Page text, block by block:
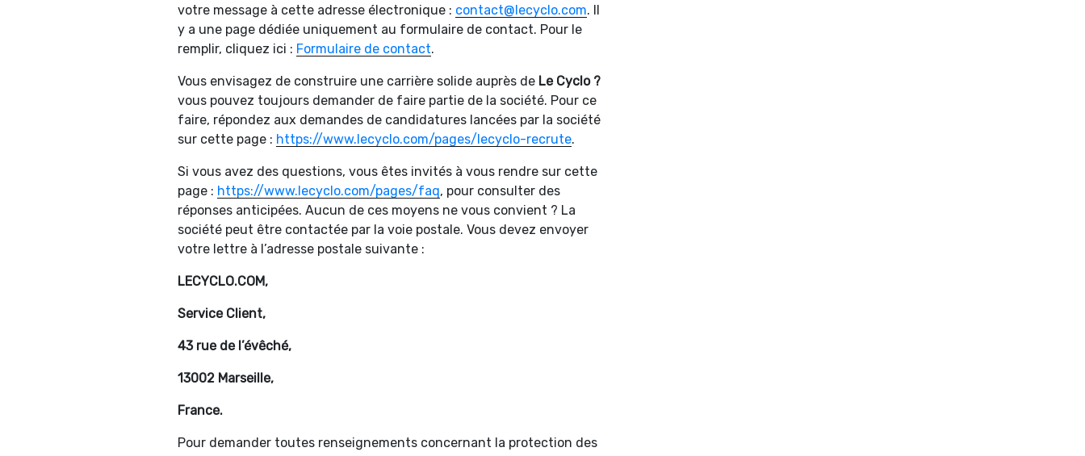
votre message à cette adresse électronique : contact@lecyclo.com. Il
y a une page dédiée uniquement au formulaire de contact. Pour le
remplir, cliquez ici : Formulaire de contact.
Vous envisagez de construire une carrière solide auprès de Le Cyclo ?
vous pouvez toujours demander de faire partie de la société. Pour ce
faire, répondez aux demandes de candidatures lancées par la société
sur cette page : https://www.lecyclo.com/pages/lecyclo-recrute.
Si vous avez des questions, vous êtes invités à vous rendre sur cette
page : https://www.lecyclo.com/pages/faq, pour consulter des
réponses anticipées. Aucun de ces moyens ne vous convient ? La
société peut être contactée par la voie postale. Vous devez envoyer
votre lettre à l’adresse postale suivante :
LECYCLO.COM,
Service Client,
43 rue de l’évêché,
13002 Marseille,
France.
Pour demander toutes renseignements concernant la protection des